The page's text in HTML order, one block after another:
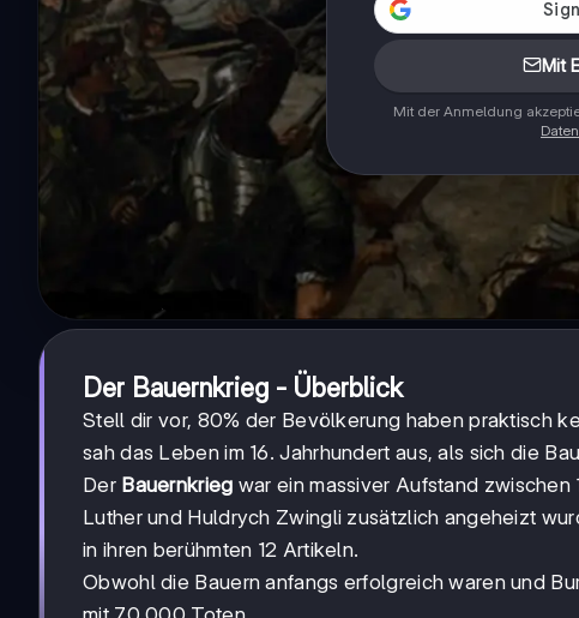
Mit
Mit der Anmeldung
Der Bauernkrieg - Überblick
Stell dir vor, 80% der Bevölkerung haben praktisch
sah das Leben im 16. Jahrhundert aus, als sich die
Der Bauernkrieg war ein massiver Aufstand
Luther und Huldrych Zwingli zusätzlich angeheizt
in ihren berühmten 12 Artikeln.
Obwohl die Bauern anfangs erfolgreich waren und